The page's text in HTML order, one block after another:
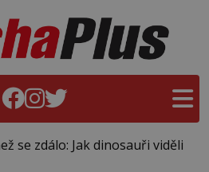
se zdálo: Jak dinosauři viděli